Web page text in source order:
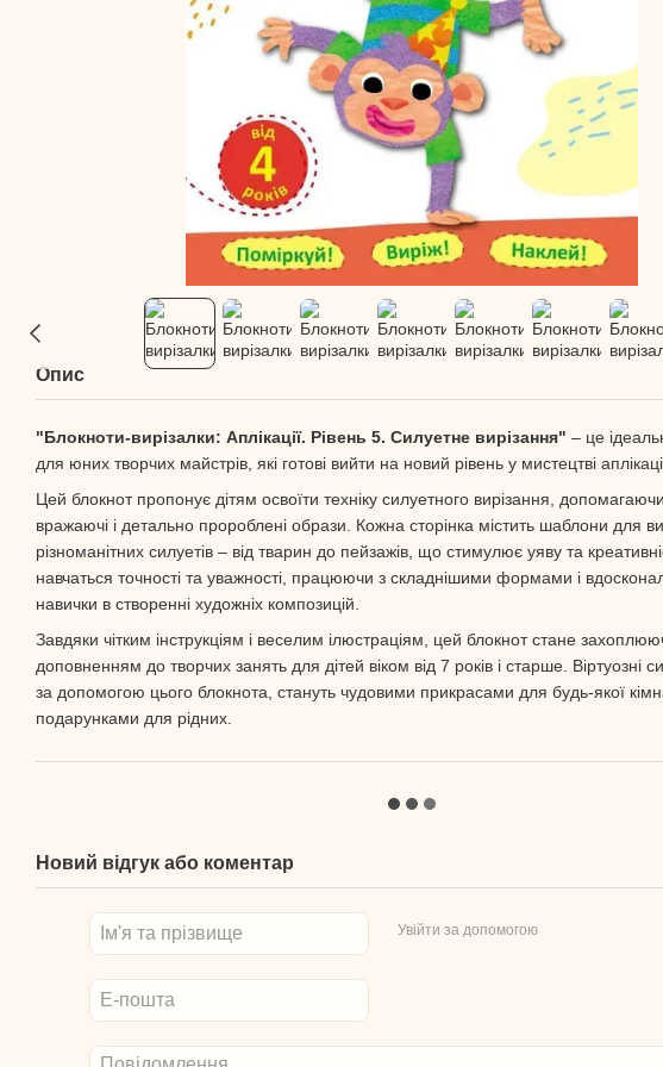
Опис
"Блокноти-вирізалки: Аплікації. Рівень 5. Силуетне вирізання" – це
для юних творчих майстрів, які готові вийти на новий рівень у мистецтві
Цей блокнот пропонує дітям освоїти техніку силуетного вирізання,
вражаючі і детально пророблені образи. Кожна сторінка містить шаблони для
різноманітних силуетів – від тварин до пейзажів, що стимулює уяву та
навчаться точності та уважності, працюючи з складнішими формами і
навички в створенні художніх композицій.
Завдяки чітким інструкціям і веселим ілюстраціям, цей блокнот стане
доповненням до творчих занять для дітей віком від 7 років і старше. Віртуозні
за допомогою цього блокнота, стануть чудовими прикрасами для будь-якої
подарунками для рідних.
Новий відгук або коментар
Увійти за допомогою